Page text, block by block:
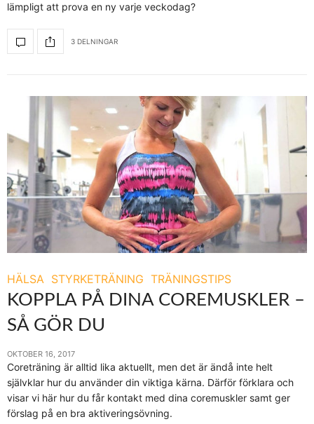
lämpligt att prova en ny varje veckodag?
3 DELNINGAR
HÄLSA STYRKETRÄNING TRÄNINGSTIPS
KOPPLA PÅ DINA COREMUSKLER –
SÅ GÖR DU
OKTOBER 16, 2017
Coreträning är alltid lika aktuellt, men det är ändå inte helt
självklar hur du använder din viktiga kärna. Därför förklara och
visar vi här hur du får kontakt med dina coremuskler samt ger
förslag på en bra aktiveringsövning.